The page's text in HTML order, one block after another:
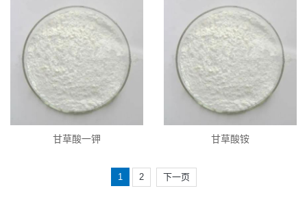
甘草酸一钾 甘草酸铵
1 2 下一页